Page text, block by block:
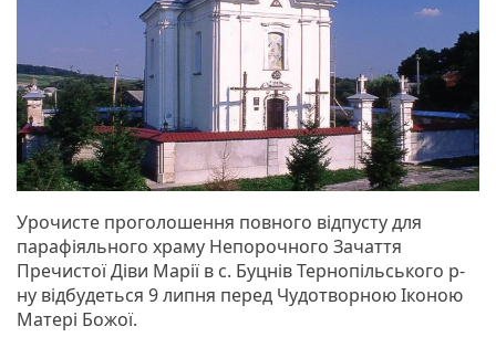
Урочисте проголошення повного відпусту для
парафіяльного храму Непорочного Зачаття
Пречистої Діви Марії в с. Буцнів Тернопільського р-
ну відбудеться 9 липня перед Чудотворною Іконою
Матері Божої.